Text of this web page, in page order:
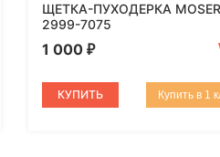
ЩЕТКА-ПУХОДЕРКА
2999-7075
1 000 ₽
КУПИТЬ Купить в 1